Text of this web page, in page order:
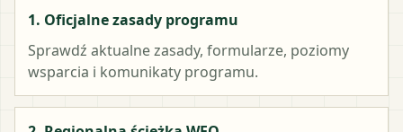
1. Oficjalne zasady programu
Sprawdź aktualne zasady, formularze, poziomy
wsparcia i komunikaty programu.